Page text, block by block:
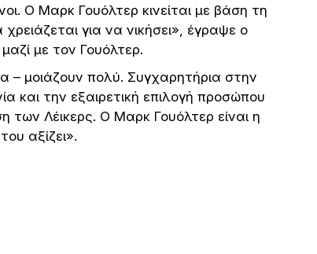
Ο Μαρκ Γουόλτερ κινείται με βάση τη
για να νικήσει», έγραψε ο
με τον Γουόλτερ.
– μοιάζουν πολύ. Συγχαρητήρια στην
και την εξαιρετική επιλογή προσώπου
των Λέικερς. Ο Μαρκ Γουόλτερ είναι η
αξίζει».